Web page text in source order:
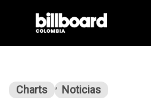
Charts Noticias